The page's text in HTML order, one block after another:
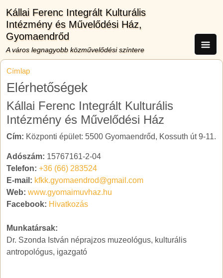
Kállai Ferenc Integrált Kulturális
Intézmény és Művelődési Ház,
Gyomaendrőd
A város legnagyobb közművelődési színtere
Címlap
Elérhetőségek
Kállai Ferenc Integrált Kulturális
Intézmény és Művelődési Ház
Cím: Központi épület: 5500 Gyomaendrőd, Kossuth út 9-11.
Adószám: 15767161-2-04
Telefon: +36 (66) 283524
E-mail: kfkk.gyomaendrod@gmail.com
Web: www.gyomaimuvhaz.hu
Facebook: Hivatkozás
Munkatársak:
Dr. Szonda István néprajzos muzeológus, kulturális
antropológus, igazgató